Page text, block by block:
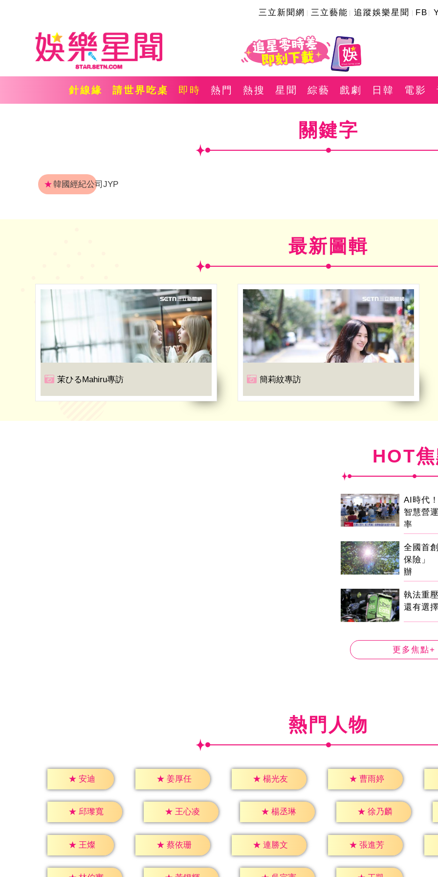
三立新聞網 三立藝能 追蹤娛樂星聞 FB
針線緣 請世界吃桌 即時 熱門 熱搜 星聞 綜藝 戲劇 日韓 電影
關鍵字
★韓國經紀公司JYP
最新圖輯
茉ひるMahiru專訪 簡莉紋專訪
HOT
AI時代
智慧營
率
全國首
保險」
辦
執法重
還有選
更多焦點+
熱門人物
★ 安迪 ★ 姜厚任 ★ 楊光友 ★ 曹雨婷
★ 邱瓈寬 ★ 王心凌 ★ 楊丞琳 ★ 徐乃麟
★ 王燦 ★ 蔡依珊 ★ 連勝文 ★ 張進芳